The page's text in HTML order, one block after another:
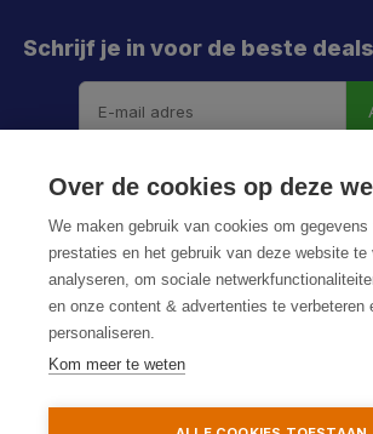
Schrijf je in voor de beste
Privacy Policy
Over de cookies op deze
We maken gebruik van cookies om
prestaties en het gebruik van deze website te
analyseren, om sociale
en onze content & advertenties te verbeteren
personaliseren.
Kom meer te weten
Meld je aan en mis geen enkele actie,
of nieuwe deal meer. Én je krijgt direct €5